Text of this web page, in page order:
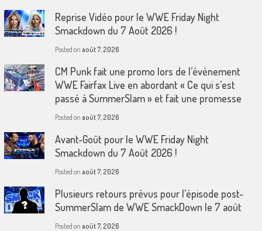
Reprise Vidéo pour le WWE Friday Night
Smackdown du 7 Août 2026 !
Posted on août 7, 2026
CM Punk fait une promo lors de l’événement
WWE Fairfax Live en abordant « Ce qui s’est
passé à SummerSlam » et fait une promesse
Posted on août 7, 2026
Avant-Goût pour le WWE Friday Night
Smackdown du 7 Août 2026 !
Posted on août 7, 2026
Plusieurs retours prévus pour l’épisode post-
SummerSlam de WWE SmackDown le 7 août
Posted on août 7, 2026